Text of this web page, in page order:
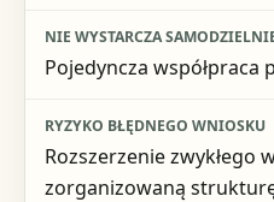
Pojedyncza współpraca
Rozszerzenie zwykłego
zorganizowaną